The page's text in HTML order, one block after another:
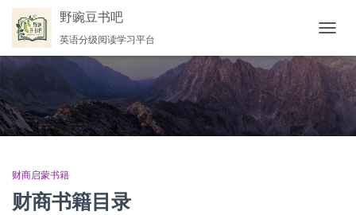
野豌豆书吧
英语分级阅读学习平台
换
导
财商启蒙书籍
财商书籍目录